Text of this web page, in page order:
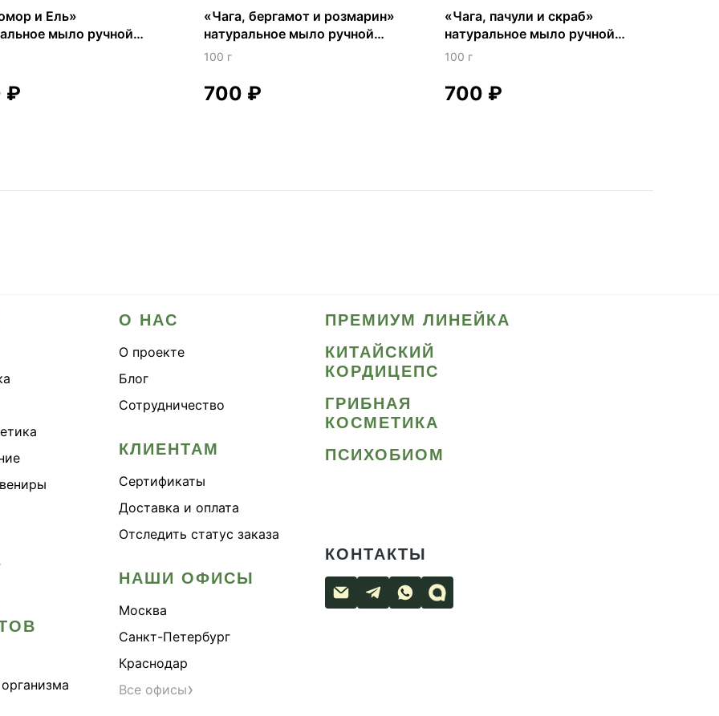
и Ель»
мыло ручной
₽
«Чага, бергамот и розмарин»
натуральное мыло ручной
работы
100 г
700 ₽
«Чага, пачули и скраб»
натуральное мыло ручной
работы
100 г
700 ₽
О НАС
О проекте
Блог
Сотрудничество
КЛИЕНТАМ
Сертификаты
Доставка и оплата
Отследить статус заказа
НАШИ ОФИСЫ
Москва
Санкт-Петербург
Краснодар
Все офисы›
ПРЕМИУМ ЛИНЕЙКА
КИТАЙСКИЙ
КОРДИЦЕПС
ГРИБНАЯ
КОСМЕТИКА
ПСИХОБИОМ
КОНТАКТЫ